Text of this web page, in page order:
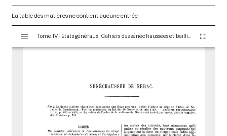
La table des matières ne contient aucune entrée.
s